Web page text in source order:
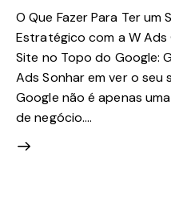
O Que Fazer Para Ter
Estratégico com a W Ads
Site no Topo do Google:
Ads Sonhar em ver o seu
Google não é apenas
de negócio.…